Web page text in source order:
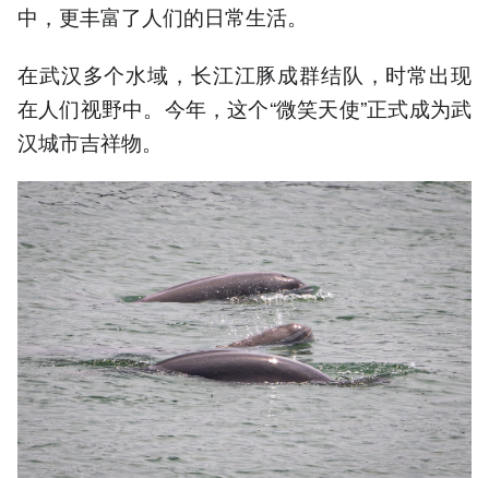
中，更丰富了人们的日常生活。
在武汉多个水域，长江江豚成群结队，时常出现
在人们视野中。今年，这个“微笑天使”正式成为武
汉城市吉祥物。